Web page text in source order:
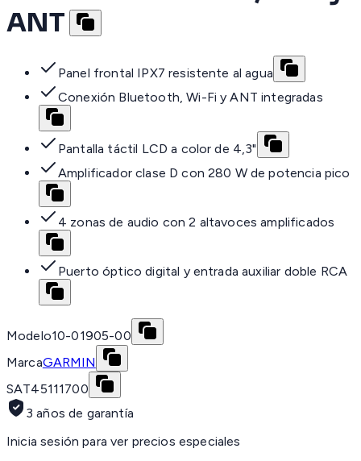
ANT
Panel frontal IPX7 resistente al agua
Conexión Bluetooth, Wi-Fi y ANT integradas
Pantalla táctil LCD a color de 4,3"
Amplificador clase D con 280 W de potencia pico
4 zonas de audio con 2 altavoces amplificados
Puerto óptico digital y entrada auxiliar doble RCA
Modelo10-01905-00
MarcaGARMIN
SAT45111700
3 años de garantía
Inicia sesión para ver precios especiales